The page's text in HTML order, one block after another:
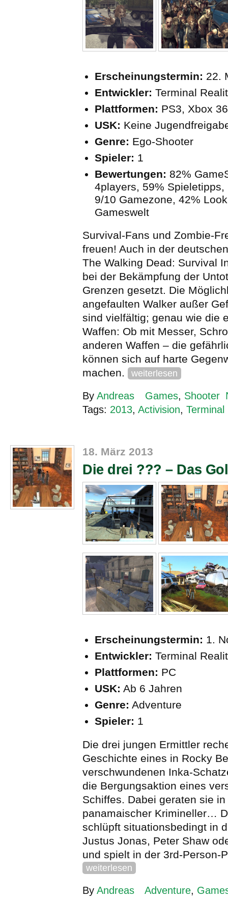
Erscheinungstermin: 22.
Entwickler: Terminal
Plattformen: PS3, Xbox
USK: Keine
Genre: Ego-Shooter
Spieler: 1
Bewertungen: 82%
4players, 59% Spieletipps,
9/10 Gamezone, 42%
Gameswelt
Survival-Fans und Zombie-
freuen! Auch in der
The Walking Dead: Survival
bei der Bekämpfung der
Grenzen gesetzt. Die
angefaulten Walker außer
sind vielfältig; genau wie die
Waffen: Ob mit Messer,
anderen Waffen – die
können sich auf harte
machen.
weiterlesen
By Andreas Games, Shooter
Tags: 2013, Activision, Terminal
18. März 2013
Die drei ??? – Das
Erscheinungstermin: 1.
Entwickler: Terminal
Plattformen: PC
USK: Ab 6 Jahren
Genre: Adventure
Spieler: 1
Die drei jungen Ermittler
Geschichte eines in Rocky
verschwundenen Inka-
die Bergungsaktion eines
Schiffes. Dabei geraten sie
panamaischer Krimineller…
schlüpft situationsbedingt in
Justus Jonas, Peter Shaw
und spielt in der 3rd-Person-
weiterlesen
By Andreas Adventure,